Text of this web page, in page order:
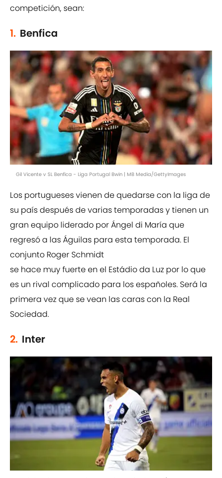
competición, sean:
1. Benfica
Gil Vicente v SL Benfica - Liga Portugal Bwin | MB Media/GettyImages
Los portugueses vienen de quedarse con la liga de
su país después de varias temporadas y tienen un
gran equipo liderado por Ángel di María que
regresó a las Águilas para esta temporada. El
conjunto Roger Schmidt
se hace muy fuerte en el Estádio da Luz por lo que
es un rival complicado para los españoles. Será la
primera vez que se vean las caras con la Real
Sociedad.
2. Inter